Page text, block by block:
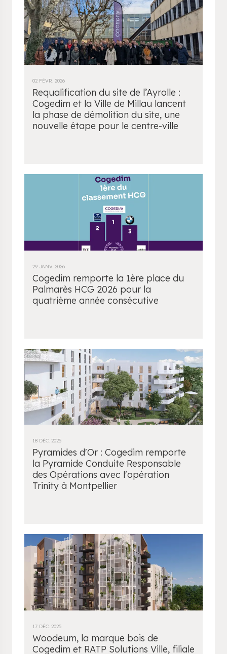
02 FÉVR. 2026
Requalification du site de l’Ayrolle :
Cogedim et la Ville de Millau lancent
la phase de démolition du site, une
nouvelle étape pour le centre-ville
29 JANV. 2026
Cogedim remporte la 1ère place du
Palmarès HCG 2026 pour la
quatrième année consécutive
18 DÉC. 2025
Pyramides d'Or : Cogedim remporte
la Pyramide Conduite Responsable
des Opérations avec l'opération
Trinity à Montpellier
17 DÉC. 2025
Woodeum, la marque bois de
Cogedim et RATP Solutions Ville, filiale